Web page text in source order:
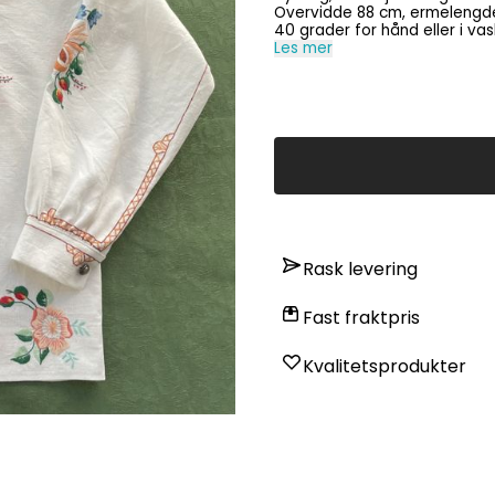
Overvidde 88 cm, ermelengde
Les mer
Rask levering
Fast fraktpris
Kvalitetsprodukter